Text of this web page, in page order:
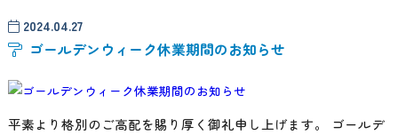
2024.04.27
ゴールデンウィーク休業期間のお知らせ
平素より格別のご高配を賜り厚く御礼申し上げます。 ゴールデ